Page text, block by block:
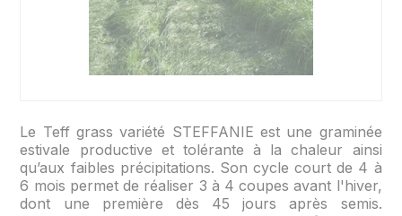
Le Teff grass variété STEFFANIE est une graminée
estivale productive et tolérante à la chaleur ainsi
qu’aux faibles précipitations. Son cycle court de 4 à
6 mois permet de réaliser 3 à 4 coupes avant l'hiver,
dont une première dès 45 jours après semis.